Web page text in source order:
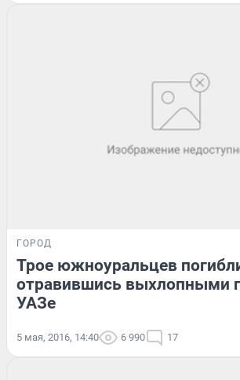
ГОРОД
Трое южноуральцев
отравившись выхлопными
УАЗе
5 мая, 2016, 14:40 6 990 17